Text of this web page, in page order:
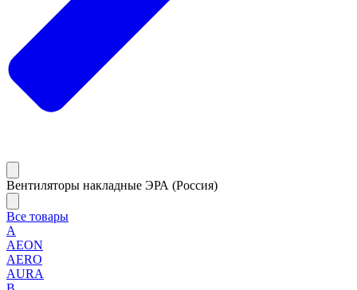
Вентиляторы накладные ЭРА (Россия)
Все товары
A
AEON
AERO
AURA